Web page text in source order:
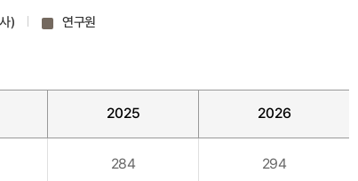
) 연구원
2025 2026
284 294